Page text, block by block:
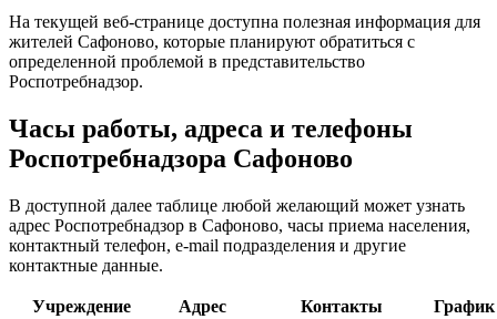
На текущей веб-странице доступна полезная информация для
жителей Сафоново, которые планируют обратиться с
определенной проблемой в представительство
Роспотребнадзор.
Часы работы, адреса и телефоны
Роспотребнадзора Сафоново
В доступной далее таблице любой желающий может узнать
адрес Роспотребнадзор в Сафоново, часы приема населения,
контактный телефон, e-mail подразделения и другие
контактные данные.
Учреждение Адрес Контакты
График